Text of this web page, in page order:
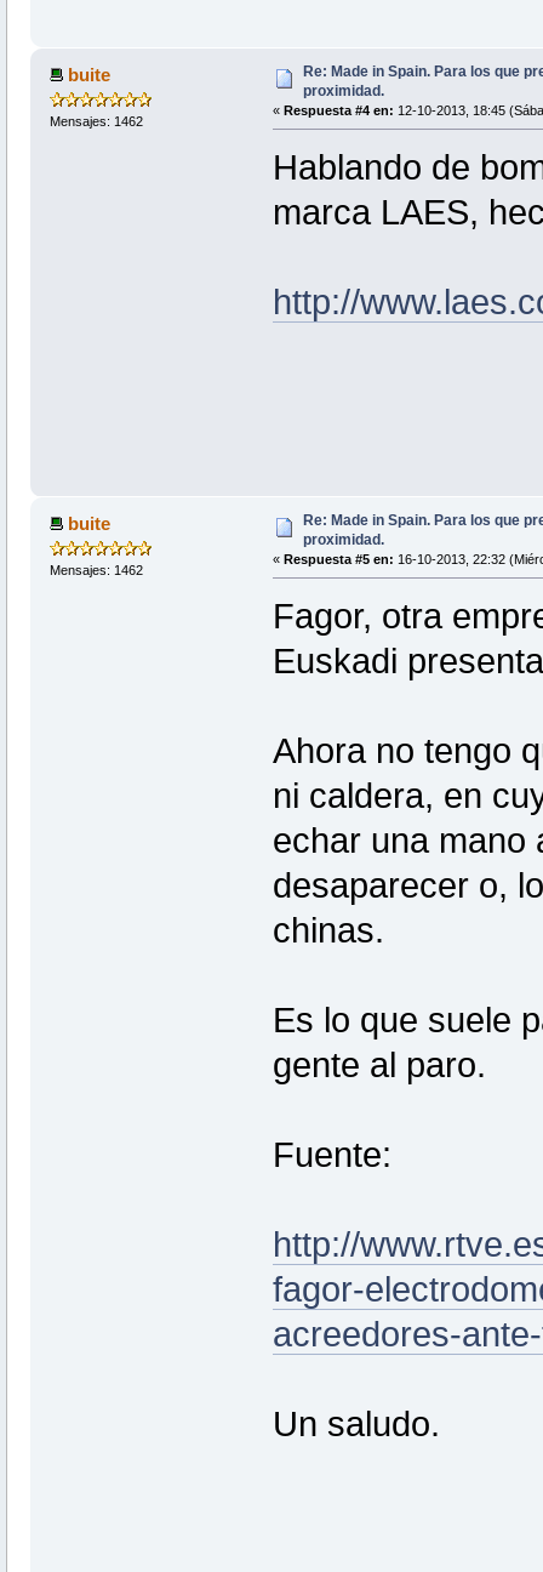
buite
Mensajes: 1462
Re: Made in Spain. Para los que
proximidad.
« Respuesta #4 en: 12-10-2013, 18:45
Hablando de
marca LAES,
http://
buite
Mensajes: 1462
Re: Made in Spain. Para los que
proximidad.
« Respuesta #5 en: 16-10-2013, 22:32
Fagor, otra
Euskadi
Ahora no tengo
ni caldera, en
echar una mano
desaparecer o,
chinas.
Es lo que suele
gente al paro.
Fuente:
http://
fagor-
acreedores-
Un saludo.